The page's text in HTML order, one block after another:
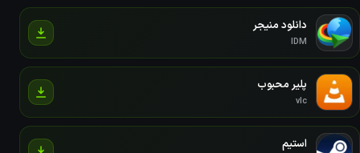
دانلود منیجر
IDM
پلیر محبوب
vlc
استیم